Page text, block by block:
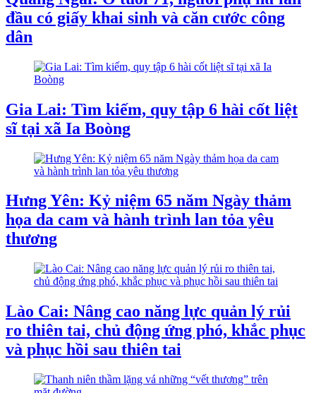
đầu có giấy khai sinh và căn cước công
dân
Gia Lai: Tìm kiếm, quy tập 6 hài cốt liệt
sĩ tại xã Ia Boòng
Hưng Yên: Kỷ niệm 65 năm Ngày thảm
họa da cam và hành trình lan tỏa yêu
thương
Lào Cai: Nâng cao năng lực quản lý rủi
ro thiên tai, chủ động ứng phó, khắc phục
và phục hồi sau thiên tai